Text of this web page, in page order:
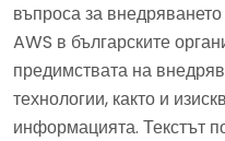
въпроса за
AWS в българските
предимствата на
технологии, както и
информацията. Текстът